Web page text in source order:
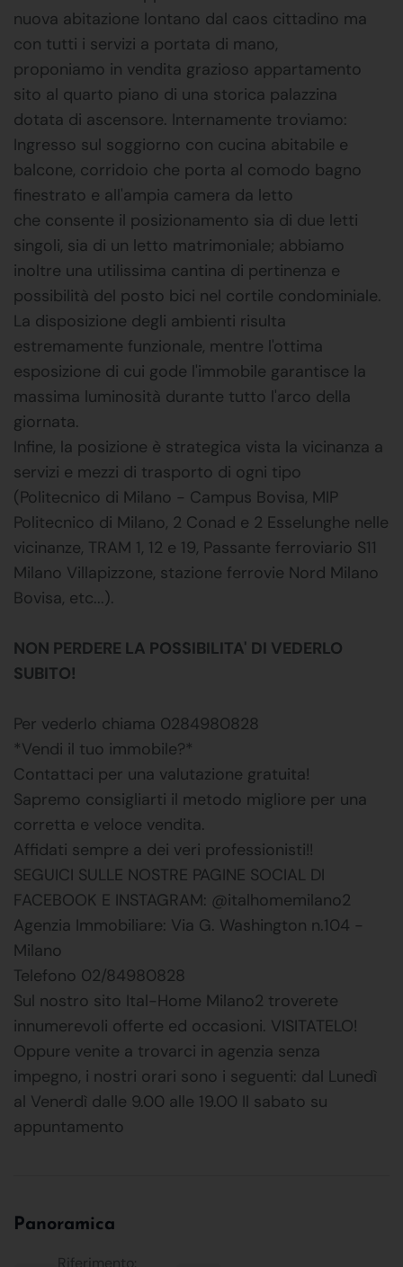
nuova abitazione lontano dal caos cittadino ma
con tutti i servizi a portata di mano,
proponiamo in vendita grazioso appartamento
sito al quarto piano di una storica palazzina
dotata di ascensore. Internamente troviamo:
Ingresso sul soggiorno con cucina abitabile e
balcone, corridoio che porta al comodo bagno
finestrato e all'ampia camera da letto
che consente il posizionamento sia di due letti
singoli, sia di un letto matrimoniale; abbiamo
inoltre una utilissima cantina di pertinenza e
possibilità del posto bici nel cortile condominiale.
La disposizione degli ambienti risulta
estremamente funzionale, mentre l'ottima
esposizione di cui gode l'immobile garantisce la
massima luminosità durante tutto l'arco della
giornata.
Infine, la posizione è strategica vista la vicinanza a
servizi e mezzi di trasporto di ogni tipo
(Politecnico di Milano - Campus Bovisa, MIP
Politecnico di Milano, 2 Conad e 2 Esselunghe nelle
vicinanze, TRAM 1, 12 e 19, Passante ferroviario S11
Milano Villapizzone, stazione ferrovie Nord Milano
Bovisa, etc...).
NON PERDERE LA POSSIBILITA' DI VEDERLO
SUBITO!
Per vederlo chiama 0284980828
*Vendi il tuo immobile?*
Contattaci per una valutazione gratuita!
Sapremo consigliarti il metodo migliore per una
corretta e veloce vendita.
Affidati sempre a dei veri professionisti!!
SEGUICI SULLE NOSTRE PAGINE SOCIAL DI
FACEBOOK E INSTAGRAM: @italhomemilano2
Agenzia Immobiliare: Via G. Washington n.104 -
Milano
Telefono 02/84980828
Sul nostro sito Ital-Home Milano2 troverete
innumerevoli offerte ed occasioni. VISITATELO!
Oppure venite a trovarci in agenzia senza
impegno, i nostri orari sono i seguenti: dal Lunedì
al Venerdì dalle 9.00 alle 19.00 Il sabato su
appuntamento
Panoramica
Riferimento: